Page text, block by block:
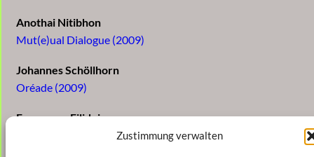
Zustimmung verwalten
Anothai Nitibhon
Mut(e)ual Dialogue (2009)
Johannes Schöllhorn
Oréade (2009)
Francesco Filidei